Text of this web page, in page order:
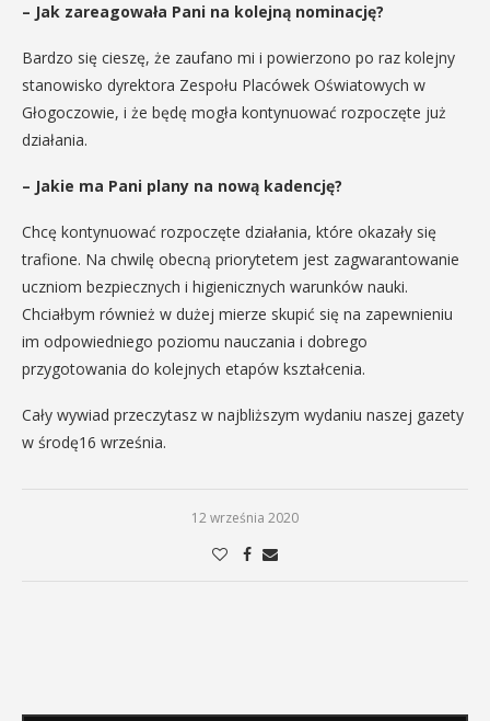
– Jak zareagowała Pani na kolejną nominację?
Bardzo się cieszę, że zaufano mi i powierzono po raz kolejny
stanowisko dyrektora Zespołu Placówek Oświatowych w
Głogoczowie, i że będę mogła kontynuować rozpoczęte już
działania.
– Jakie ma Pani plany na nową kadencję?
Chcę kontynuować rozpoczęte działania, które okazały się
trafione. Na chwilę obecną priorytetem jest zagwarantowanie
uczniom bezpiecznych i higienicznych warunków nauki.
Chciałbym również w dużej mierze skupić się na zapewnieniu
im odpowiedniego poziomu nauczania i dobrego
przygotowania do kolejnych etapów kształcenia.
Cały wywiad przeczytasz w najbliższym wydaniu naszej gazety
w środę16 września.
12 września 2020